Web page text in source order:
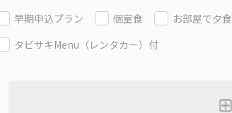
早期申込プラン
個室食 お部屋で夕食
タビサキMenu（レンタカー）付